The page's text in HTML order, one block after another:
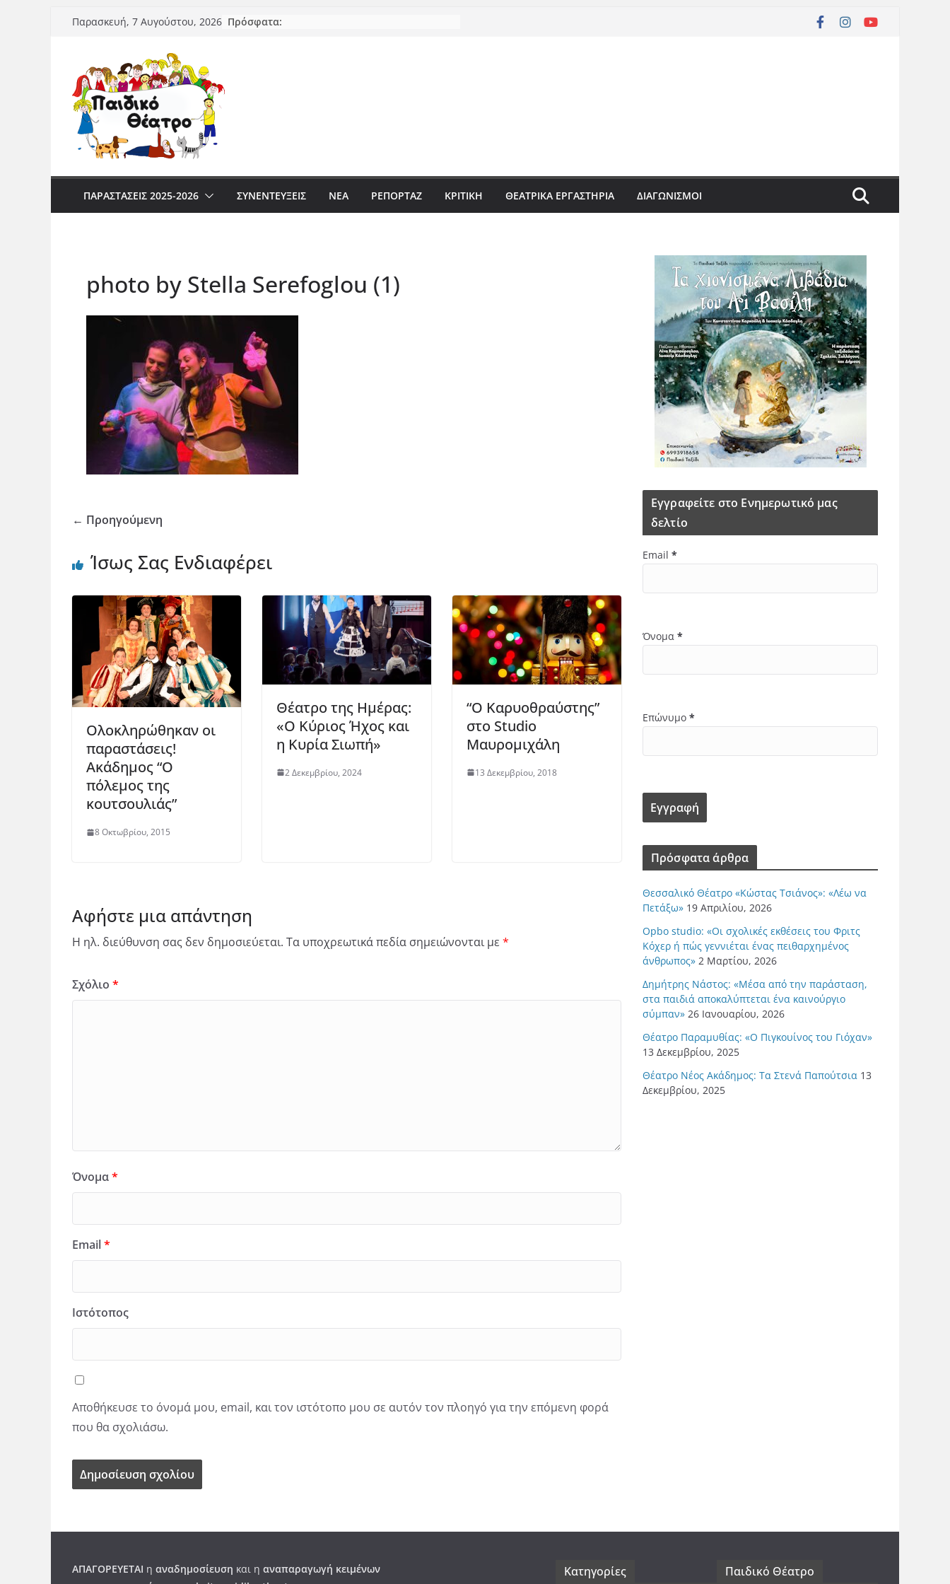
Μετάβαση
Παρασκευή, 7 Αυγούστου, 2026 Πρόσφατα:
ΠΑΡΑΣΤΆΣΕΙΣ 2025-2026 ΣΥΝΕΝΤΕΥΞΕΙΣ ΝΈΑ ΡΕΠΟΡΤΆΖ ΚΡΙΤΙΚΗ ΘΕΑΤΡΙΚΑ ΕΡΓΑΣΤΗΡΙΑ ΔΙΑΓΩΝΙΣΜΟΙ
photo by Stella Serefoglou (1)
← Προηγούμενη
Ίσως Σας Ενδιαφέρει
Ολοκληρώθηκαν οι
παραστάσεις!
Ακάδημος “Ο
πόλεμος της
κουτσουλιάς”
8 Οκτωβρίου, 2015
Θέατρο της Ημέρας:
«Ο Κύριος Ήχος και
η Κυρία Σιωπή»
2 Δεκεμβρίου, 2024
“Ο Καρυοθραύστης”
στο Studio
Μαυρομιχάλη
13 Δεκεμβρίου, 2018
Αφήστε μια απάντηση
Η ηλ. διεύθυνση σας δεν δημοσιεύεται. Τα υποχρεωτικά πεδία σημειώνονται με *
Σχόλιο *
Όνομα*
Email*
Ιστότοπος
Αποθήκευσε το όνομά μου, email, και τον ιστότοπο μου σε αυτόν τον πλοηγό για την επόμενη φορά
που θα σχολιάσω.
Εγγραφείτε στο Ενημερωτικό μας
δελτίο
Email *
Όνομα *
Επώνυμο *
Πρόσφατα άρθρα
Θεσσαλικό Θέατρο «Κώστας Τσιάνος»: «Λέω να
Πετάξω» 19 Απριλίου, 2026
Opbo studio: «Οι σχολικές εκθέσεις του Φριτς
Κόχερ ή πώς γεννιέται ένας πειθαρχημένος
άνθρωπος» 2 Μαρτίου, 2026
Δημήτρης Νάστος: «Μέσα από την παράσταση,
στα παιδιά αποκαλύπτεται ένα καινούργιο
σύμπαν» 26 Ιανουαρίου, 2026
Θέατρο Παραμυθίας: «Ο Πιγκουίνος του Γιόχαν»
13 Δεκεμβρίου, 2025
Θέατρο Νέος Ακάδημος: Τα Στενά Παπούτσια 13
Δεκεμβρίου, 2025
ΑΠΑΓΟΡΕΥΕΤΑΙ η αναδημοσίευση και η αναπαραγωγή κειμένων
Kατηγορίες Παιδικό Θέατρο